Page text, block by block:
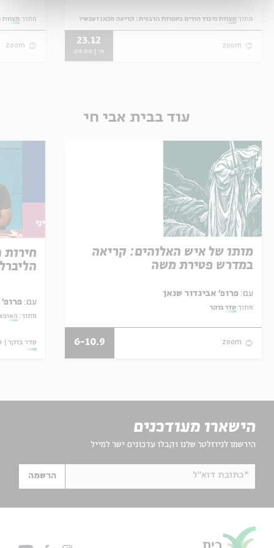
מתוך:מצוות כיבוד הורים בספרות הרבנית: קריאה מכאן ועכשיו
zoom
23.12
ה' | 09:00
מתוך:מצוות
zoom
עוד בבית אבי חי
מותו של איש האלוהים: קריאה
במדרש פטירת משה
עם:
מתוך:סדר בוקר
zoom
6-10.9
עם: פרופ'
מתוך:
סדר בוקר
הישארו מעודכנים
הירשמו לניוזלטר שלנו וקבלו עדכונים ישר למייל
*כתובת דוא"ל הרשמה